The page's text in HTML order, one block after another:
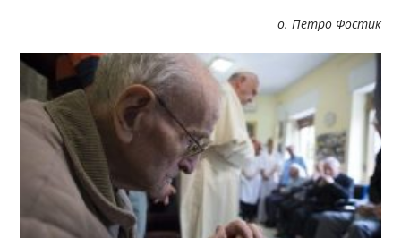
о. Петро Фостик